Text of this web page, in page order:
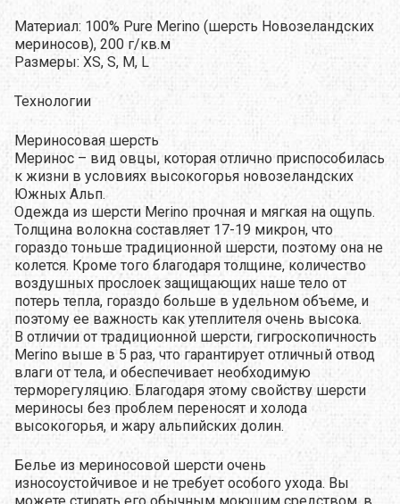
Материал: 100% Pure Merino (шерсть Новозеландских
мериносов), 200 г/кв.м
Размеры: XS, S, M, L
Технологии
Мериносовая шерсть
Меринос – вид овцы, которая отлично приспособилась
к жизни в условиях высокогорья новозеландских
Южных Альп.
Одежда из шерсти Merino прочная и мягкая на ощупь.
Толщина волокна составляет 17-19 микрон, что
гораздо тоньше традиционной шерсти, поэтому она не
колется. Кроме того благодаря толщине, количество
воздушных прослоек защищающих наше тело от
потерь тепла, гораздо больше в удельном объеме, и
поэтому ее важность как утеплителя очень высока.
В отличии от традиционной шерсти, гигроскопичность
Merino выше в 5 раз, что гарантирует отличный отвод
влаги от тела, и обеспечивает необходимую
терморегуляцию. Благодаря этому свойству шерсти
мериносы без проблем переносят и холода
высокогорья, и жару альпийских долин.
Белье из мериносовой шерсти очень
износоустойчивое и не требует особого ухода. Вы